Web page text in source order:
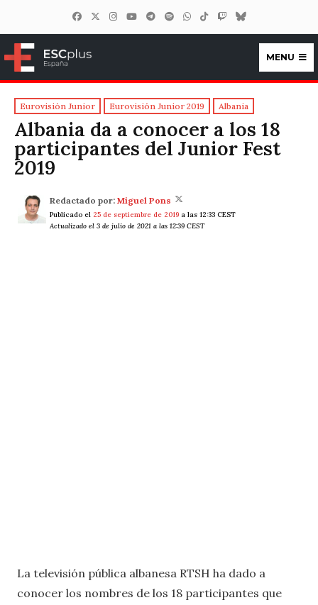
ESCplus España
MENU
Eurovisión Junior Eurovisión Junior 2019 Albania
Albania da a conocer a los 18
participantes del Junior Fest
2019
Redactado por: Miguel Pons
Publicado el 25 de septiembre de 2019 a las 12:33 CEST
Actualizado el 3 de julio de 2021 a las 12:39 CEST
La televisión pública albanesa RTSH ha dado a
conocer los nombres de los 18 participantes que